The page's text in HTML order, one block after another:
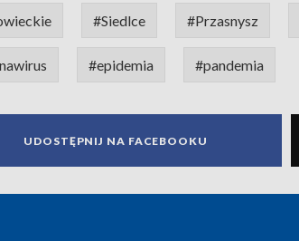
#Siedlce #Przasnysz
#epidemia #pandemia
UDOSTĘPNIJ NA FACEBOOKU